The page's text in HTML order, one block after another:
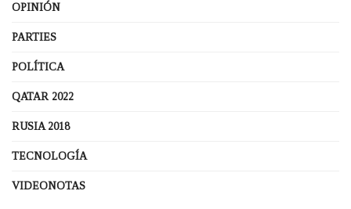
OPINIÓN
PARTIES
POLÍTICA
QATAR 2022
RUSIA 2018
TECNOLOGÍA
VIDEONOTAS